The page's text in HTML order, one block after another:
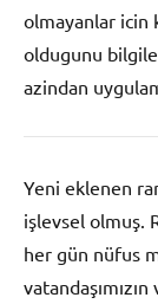
olmayanlar icin
oldugunu
azindan
Yeni eklenen
işlevsel olmuş.
her gün nüfus
vatandaşımızın